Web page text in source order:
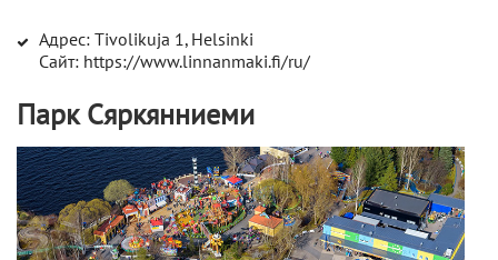
Адрес: Tivolikuja 1, Helsinki
Сайт: https://www.linnanmaki.fi/ru/
Парк Сяркянниеми